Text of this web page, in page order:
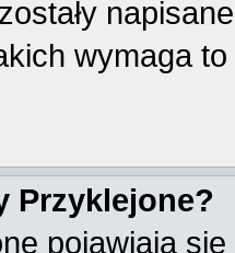
wymaga
Przyklejone?
pojawiają